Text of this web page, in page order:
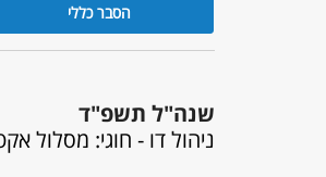
הסבר כללי
שנה"ל תשפ"ד
ניהול דו - חוגי: מסלול